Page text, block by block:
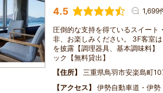
4.5 1,699
圧倒的な支持を得ているスイート
非、お楽しみください。 3F客室
を披露【調理器具、基本調味料
ック【無料貸出】
住所
三重県鳥羽市安楽島町
アクセス
伊勢自動車道・伊